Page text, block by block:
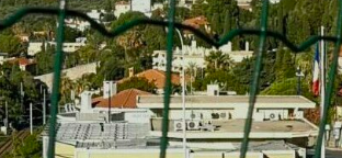
NOS MOYENS D’ACTIONRESSOURCES
CARTOGRAPHIE